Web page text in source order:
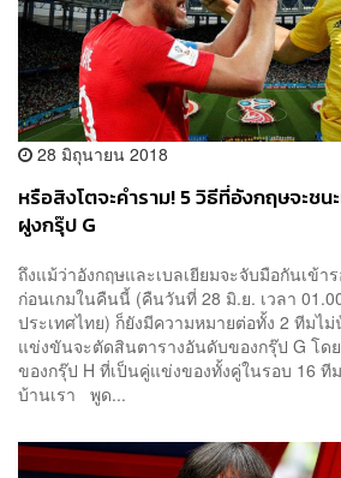
28 มิถุนายน 2018
หรือสิงโตจะคำราม! 5 วิธีที่อังกฤษจะชน
ฝูงกรุ๊ป G
ถึงแม้ว่าอังกฤษและเบลเยียมจะจับมือกันเข้
ก่อนเกมในคืนนี้ (คืนวันที่ 28 มิ.ย. เวลา
ประเทศไทย) ก็ยังมีความหมายต่อทั้ง 2 ทีม
แข่งขันจะตัดสินตารางอันดับของกรุ๊ป G โด
ของกรุ๊ป H ที่เป็นคู่แข่งของทั้งคู่ในรอบ 16
บ้านเรา พูด...